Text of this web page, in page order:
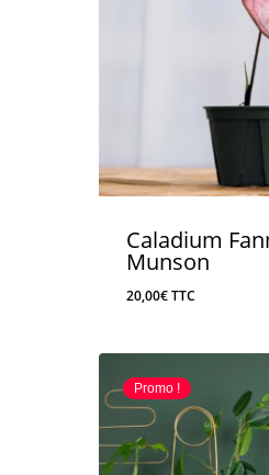
Caladium
Munson
20,00€TTC
Promo !